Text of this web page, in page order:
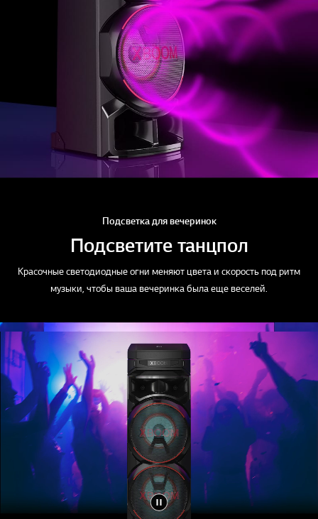
Подсветка для вечеринок
Подсветите танцпол
Красочные светодиодные огни меняют цвета и скорость под ритм
музыки, чтобы ваша вечеринка была еще веселей.